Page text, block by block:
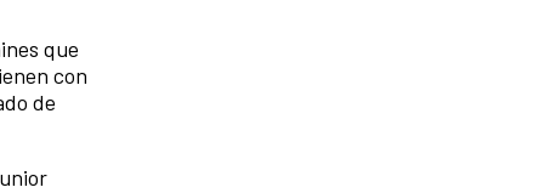
que
con
de